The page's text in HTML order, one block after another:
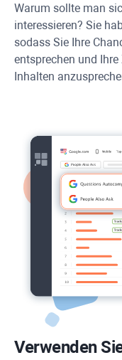
Warum sollte man
interessieren? Sie
sodass Sie Ihre
entsprechen und
Inhalten
Verwenden